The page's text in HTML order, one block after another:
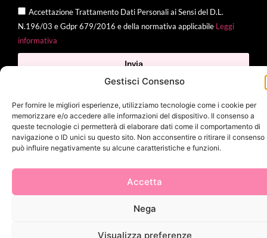
Gestisci Consenso
Per fornire le migliori esperienze, utilizziamo tecnologie come i cookie per
memorizzare e/o accedere alle informazioni del dispositivo. Il consenso a
queste tecnologie ci permetterà di elaborare dati come il comportamento di
navigazione o ID unici su questo sito. Non acconsentire o ritirare il consenso
può influire negativamente su alcune caratteristiche e funzioni.
Accetta
Nega
Visualizza preferenze
Accettazione Trattamento Dati Personali ai Sensi del D.L.
N.196/03 e Gdpr 679/2016 e della normativa applicabile Leggi
informativa
Invia
2025 Delì |Privacy Policy|Cookie Policy| Made with byJenny
Mina